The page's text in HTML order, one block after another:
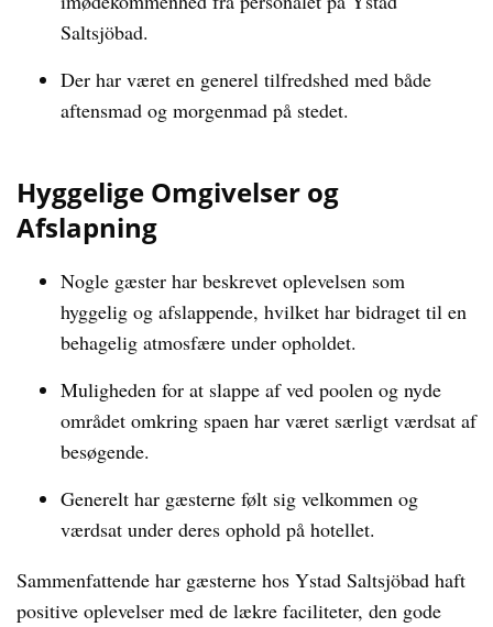
Saltsjöbad.
Der har været en generel tilfredshed med både
aftensmad og morgenmad på stedet.
Hyggelige Omgivelser og
Afslapning
Nogle gæster har beskrevet oplevelsen som
hyggelig og afslappende, hvilket har bidraget til en
behagelig atmosfære under opholdet.
Muligheden for at slappe af ved poolen og nyde
området omkring spaen har været særligt værdsat af
besøgende.
Generelt har gæsterne følt sig velkommen og
værdsat under deres ophold på hotellet.
Sammenfattende har gæsterne hos Ystad Saltsjöbad haft
positive oplevelser med de lækre faciliteter, den gode